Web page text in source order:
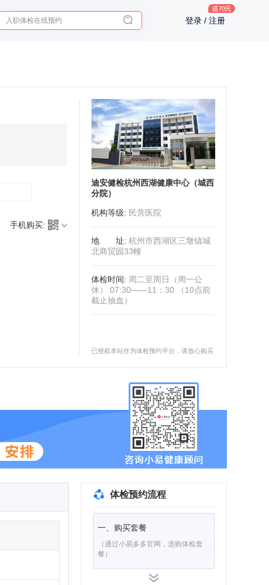
入职体检在线预约
登录 / 注册
手机购买:
迪安健检杭州西湖健康中心（城西
分院）
机构等级: 民营医院
地址: 杭州市西湖区三墩镇城
北商贸园33幢
体检时间: 周二至周日（周一公
休） 07:30——11：30 （10点前
截止抽血）
已授权本站作为体检预约平台，请放心购买
体检预约流程
一、购买套餐
（通过小易多多官网，选购体检套
餐）